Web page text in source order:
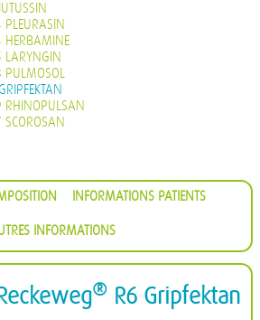
HERBAMINE
LARYNGIN
PULMOSOL
RHINOPULSAN
INFORMATIONS PATIENTS
INFORMATIONS
® R6 Gripfektan